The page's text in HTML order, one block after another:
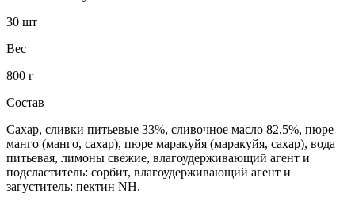
30 шт
Вес
800 г
Состав
Сахар, сливки питьевые 33%, сливочное масло 82,5%, пюре
манго (манго, сахар), пюре маракуйя (маракуйя, сахар), вода
питьевая, лимоны свежие, влагоудерживающий агент и
подсластитель: сорбит, влагоудерживающий агент и
загуститель: пектин NH.